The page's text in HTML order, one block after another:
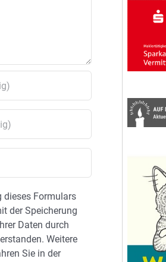
dieses Formulars
der Speicherung
Daten durch
Weitere
Sie in der